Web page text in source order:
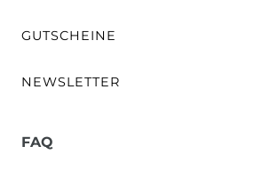
GUTSCHEINE
NEWSLETTER
FAQ